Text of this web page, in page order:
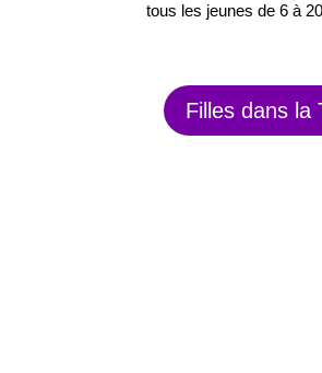
tous les jeunes de 6 à
Filles dans la